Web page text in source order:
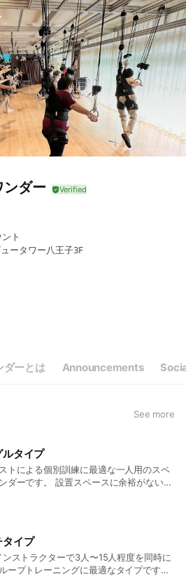
ダー
ト
ータワー八王子3F
休暇あり
ダーとは Announcements
See more
ルタイプ
トによる個別訓練に最適な一人用のスペ
ダーです。 設置スペースに余裕がない場
タイプ
ンストラクターで3人〜15人程度を同時に
ープトレーニングに最適なタイプです。